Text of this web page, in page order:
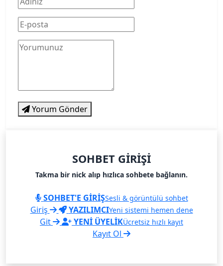
Yorum Gönder
SOHBET GIRIŞI
Takma bir nick alıp hızlıca sohbete bağlanın.
SOHBET'E GİRİŞSesli & görüntülü sohbet
Giriş YAZILIMCIYeni sistemi hemen dene
Git YENİ ÜYELİKÜcretsiz hızlı kayıt
Kayıt Ol